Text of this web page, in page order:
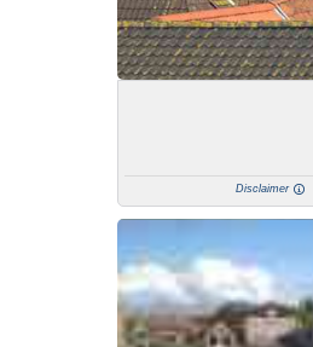
Disclaimer